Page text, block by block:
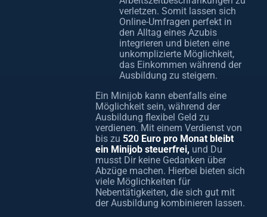
verletzen. Somit lassen sich
Online-Umfragen perfekt in
den Alltag eines Azubis
integrieren und bieten eine
unkomplizierte Möglichkeit,
das Einkommen während der
Ausbildung zu steigern.
Ein Minijob kann ebenfalls eine
Möglichkeit sein, während der
Ausbildung flexibel Geld zu
verdienen. Mit einem Verdienst von
bis zu 520 Euro pro Monat bleibt
ein Minijob steuerfrei, und Du
musst Dir keine Gedanken über
Abzüge machen. Hierbei bieten sich
viele Möglichkeiten für
Nebentätigkeiten, die sich gut mit
der Ausbildung kombinieren lassen.